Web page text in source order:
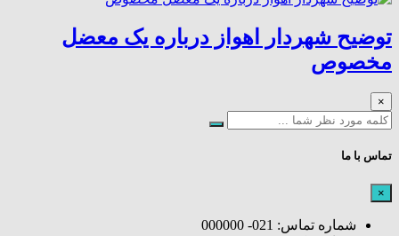
توضیح شهردار اهواز درباره یک معضل
مخصوص
×
تماس با ما
×
شماره تماس: 021- 000000